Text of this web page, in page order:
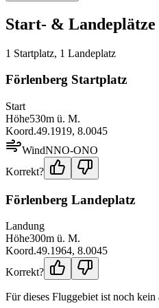
Start- & Landeplätze
1 Startplatz, 1 Landeplatz
Förlenberg Startplatz
Start
Höhe530m ü. M.
Koord.49.1919, 8.0045
WindNNO-ONO
Korrekt?
Förlenberg Landeplatz
Landung
Höhe300m ü. M.
Koord.49.1964, 8.0045
Korrekt?
Für dieses Fluggebiet ist noch